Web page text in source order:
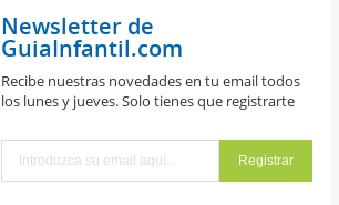
Newsletter de
GuiaInfantil.com
Recibe nuestras novedades en tu email todos
los lunes y jueves. Solo tienes que registrarte